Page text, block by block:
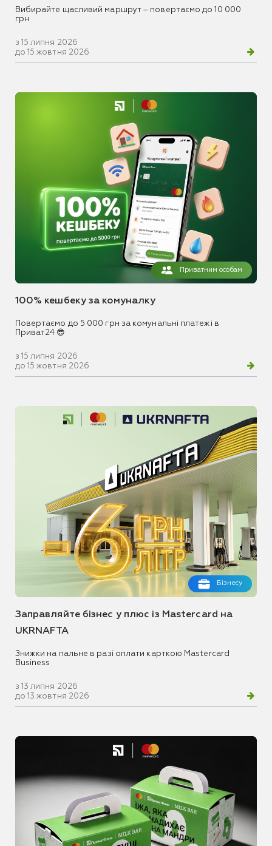
Вибирайте щасливий маршрут – повертаємо до 10 000
грн
з 15 липня 2026
до 15 жовтня 2026
Приватним особам
100% кешбеку за комуналку
Повертаємо до 5 000 грн за комунальні платежі в
Приват24 😎
з 15 липня 2026
до 15 жовтня 2026
Бізнесу
Заправляйте бізнес у плюс із Mastercard на
UKRNAFTA
Знижки на пальне в разі оплати карткою Mastercard
Business
з 13 липня 2026
до 13 жовтня 2026